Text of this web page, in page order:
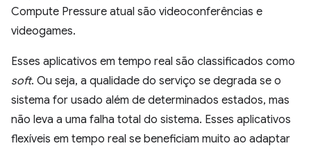
Compute Pressure atual são videoconferências e
videogames.
Esses aplicativos em tempo real são classificados como
soft. Ou seja, a qualidade do serviço se degrada se o
sistema for usado além de determinados estados, mas
não leva a uma falha total do sistema. Esses aplicativos
flexíveis em tempo real se beneficiam muito ao adaptar